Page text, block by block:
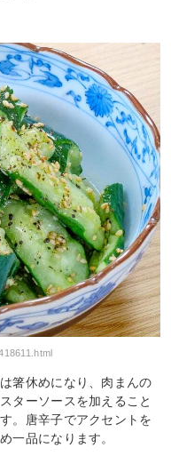
箸休めになり、肉まんの
ターソースを加えること
。唐辛子でアクセントを
一品になります。